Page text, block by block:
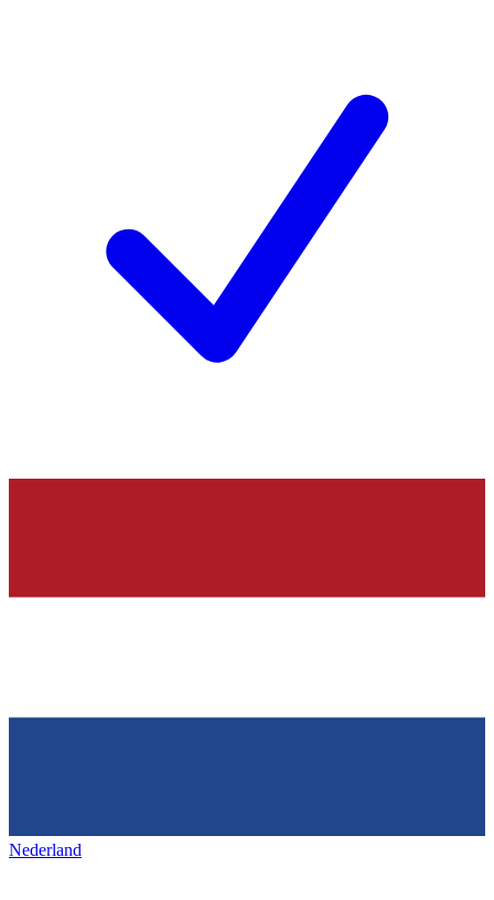
Nederland